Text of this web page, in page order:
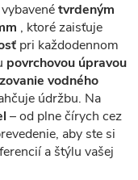
tvrdeným
, ktoré zaisťuje
pri každodennom
povrchovou úpravou
vodného
údržbu. Na
– od plne čírych cez
aby ste si
a štýlu vašej